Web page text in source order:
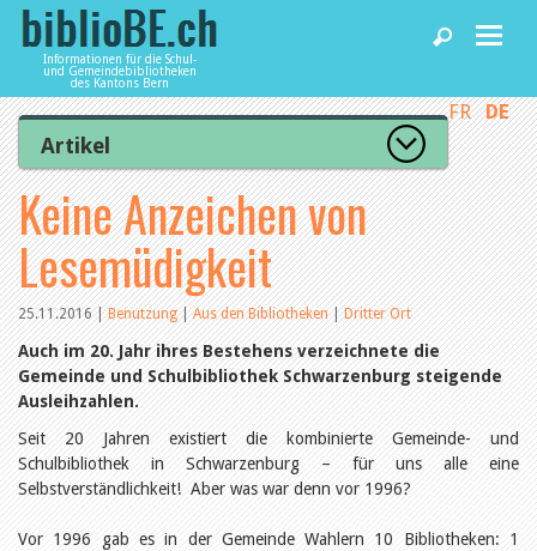
Informationen für die Schul-
und Gemeindebibliotheken
des Kantons Bern
Home
News und Fachbeiträge
Bibliotheken
Agenda
Dienstleistungen
biblioBE nutzen
FR DE
Artikel
Zur Artikelübersicht
Lesenswert
Gut bewertet
Kategorien
Aus dem Amt für Kultur
Aus der Kommission
Aus den Bibliotheken
Organisation
Raum und Infrastruktur
Bestand
Benutzung
Finanzen
Personal
Qualitätsmanagement
Öffentlichkeitsarbeit
Keine Anzeichen von
Lesemüdigkeit
25.11.2016|Benutzung|Aus den Bibliotheken|Dritter Ort
Auch im 20. Jahr ihres Bestehens verzeichnete die
Gemeinde und Schulbibliothek Schwarzenburg steigende
Ausleihzahlen.
Seit 20 Jahren existiert die kombinierte Gemeinde- und
Schulbibliothek in Schwarzenburg – für uns alle eine
Selbstverständlichkeit! Aber was war denn vor 1996?
Vor 1996 gab es in der Gemeinde Wahlern 10 Bibliotheken: 1